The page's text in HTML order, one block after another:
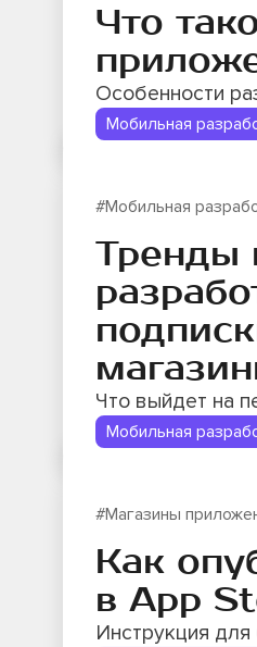
Что
Особенности
Мобильная
#Мобильная
Тренды
Что выйдет на
Мобильная
#Магазины
Как
в App
Инструкция для